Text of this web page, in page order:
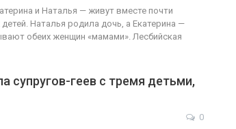
и Наталья — живут вместе почти
Наталья родила дочь, а Екатерина —
обеих женщин «мамами». Лесбийская
супругов-геев с тремя детьми,
0
ФОТО
В Берлине отпраздновали
ГЕЙ-АЛЬЯНС УКРАИНА Июл 2, 2017 0